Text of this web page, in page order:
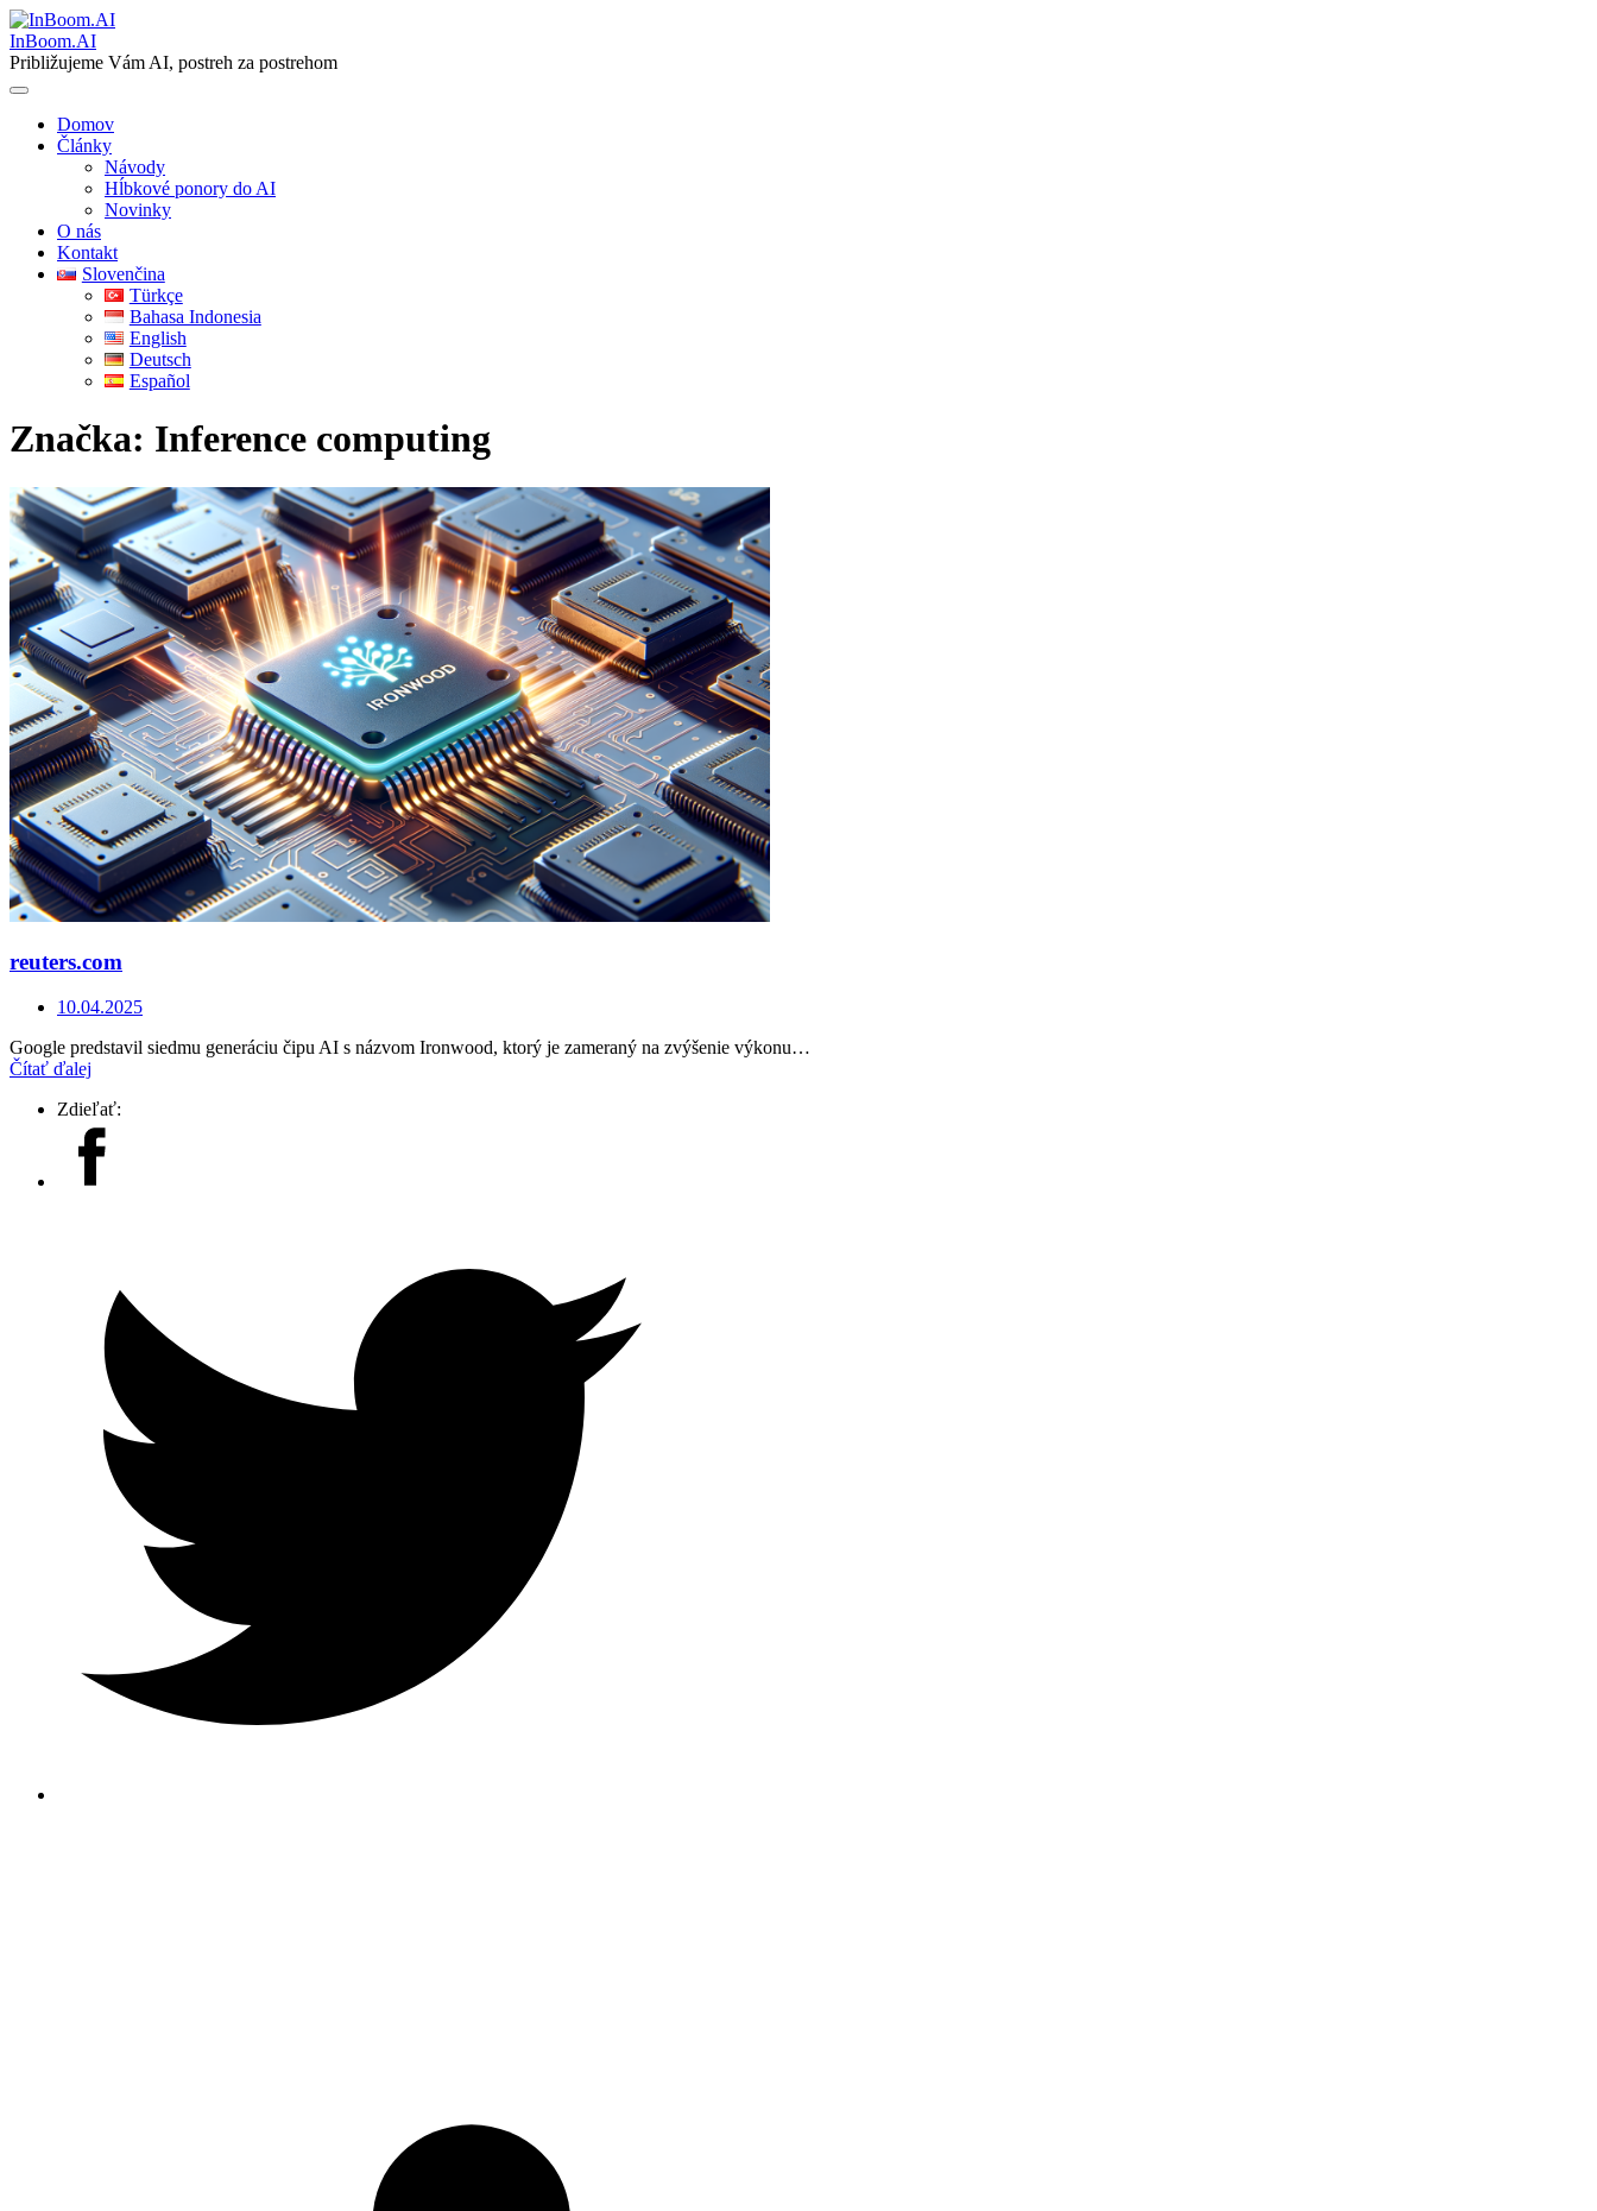
Skip
to
content
InBoom.AI
Približujeme Vám AI, postreh za postrehom
Domov
Články
Návody
Hĺbkové ponory do AI
Novinky
O nás
Kontakt
Slovenčina
Türkçe
Bahasa Indonesia
English
Deutsch
Español
Značka: Inference computing
reuters.com
10.04.2025
Google predstavil siedmu generáciu čipu AI s názvom Ironwood, ktorý je zameraný na zvýšenie výkonu…
Čítať ďalej
Zdieľať: